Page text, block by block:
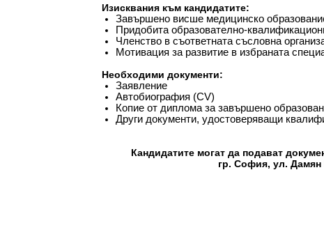
Изисквания към кандидатите:
Завършено висше медицинско
Придобита образователно-
Членство в съответната съсловна
Мотивация за развитие в избраната
Необходими документи:
Заявление
Автобиография (CV)
Копие от диплома за завършено
Други документи, удостоверяващи
Кандидатите могат да подават
гр. София, ул.